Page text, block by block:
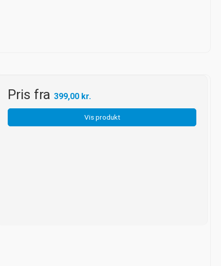
Pris fra399,00 kr.
Vis produkt